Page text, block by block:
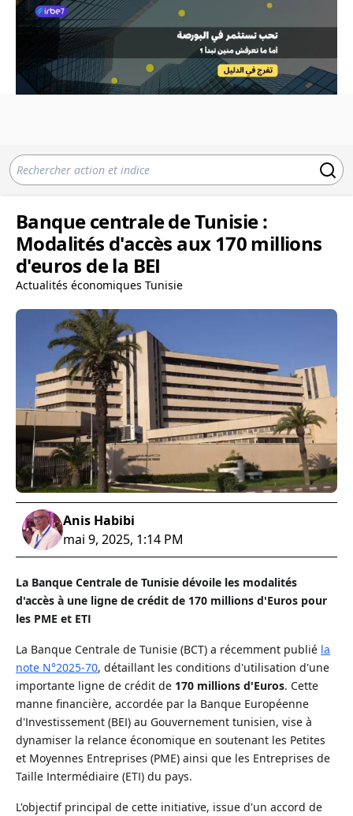
Banque centrale de Tunisie :
Modalités d'accès aux 170 millions
d'euros de la BEI
Actualités économiques Tunisie
Anis Habibi
mai 9, 2025, 1:14 PM
La Banque Centrale de Tunisie dévoile les modalités
d'accès à une ligne de crédit de 170 millions d'Euros pour
les PME et ETI
La Banque Centrale de Tunisie (BCT) a récemment publié la
note N°2025-70, détaillant les conditions d'utilisation d'une
importante ligne de crédit de 170 millions d'Euros. Cette
manne financière, accordée par la Banque Européenne
d'Investissement (BEI) au Gouvernement tunisien, vise à
dynamiser la relance économique en soutenant les Petites
et Moyennes Entreprises (PME) ainsi que les Entreprises de
Taille Intermédiaire (ETI) du pays.
L'objectif principal de cette initiative, issue d'un accord de